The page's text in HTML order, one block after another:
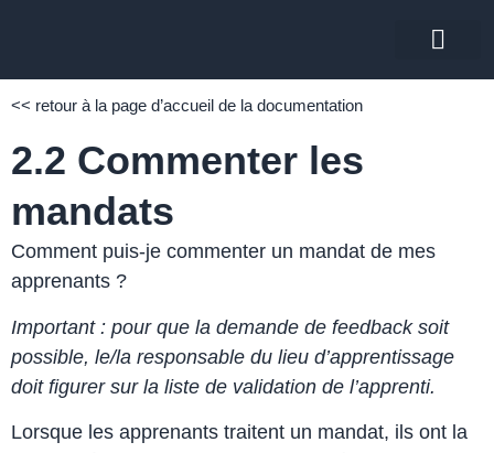
<< retour à la page d’accueil de la documentation
2.2 Commenter les
mandats
Comment puis-je commenter un mandat de mes
apprenants ?
Important : pour que la demande de feedback soit
possible, le/la responsable du lieu d’apprentissage
doit figurer sur la liste de validation de l’apprenti.
Lorsque les apprenants traitent un mandat, ils ont la